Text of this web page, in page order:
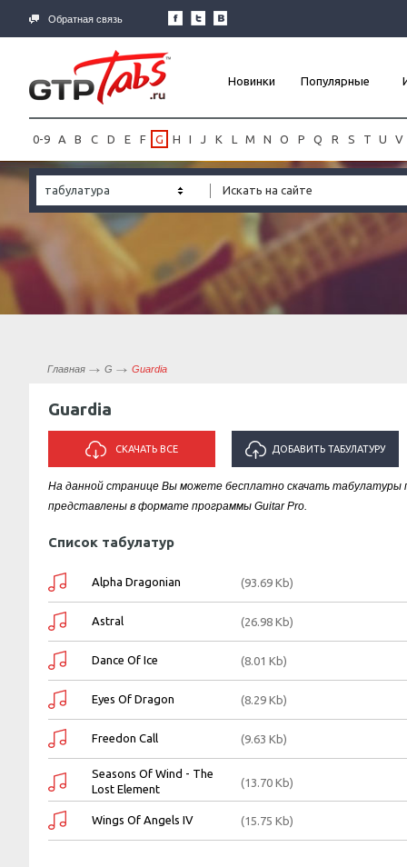
Обратная связь
Новинки Популярные
0-9 A B C D E F G H I J K L M N O P Q R S T U V
табулатура
Главная G Guardia
Guardia
СКАЧАТЬ ВСЕ ДОБАВИТЬ ТАБУЛАТУРУ
ИСПОЛНИТЕЛЯ "GUARDIA"
На данной странице Вы можете бесплатно скачать табулатуры
представлены в формате программы Guitar Pro.
Список табулатур
Alpha Dragonian (93.69 Kb)
Astral (26.98 Kb)
Dance Of Ice (8.01 Kb)
Eyes Of Dragon (8.29 Kb)
Freedon Call (9.63 Kb)
Seasons Of Wind - The
Lost Element
(13.70 Kb)
Wings Of Angels IV (15.75 Kb)